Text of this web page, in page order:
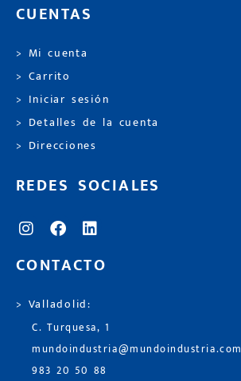
CUENTAS
> Mi cuenta
> Carrito
> Iniciar sesión
> Detalles de la cuenta
> Direcciones
REDES SOCIALES
CONTACTO
> Valladolid:
C. Turquesa, 1
mundoindustria@mundoindustria.com
983 20 50 88